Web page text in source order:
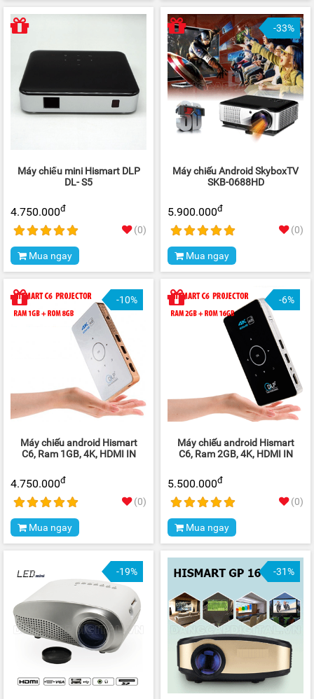
Máy chiếu mini Hismart DLP
DL- S5
4.750.000đ
(0)
Mua ngay
-33%
Máy chiếu Android SkyboxTV
SKB-0688HD
5.900.000đ
(0)
Mua ngay
-10%
Máy chiếu android Hismart
C6, Ram 1GB, 4K, HDMI IN
4.750.000đ
(0)
Mua ngay
-6%
Máy chiếu android Hismart
C6, Ram 2GB, 4K, HDMI IN
5.500.000đ
(0)
Mua ngay
-19% -31%